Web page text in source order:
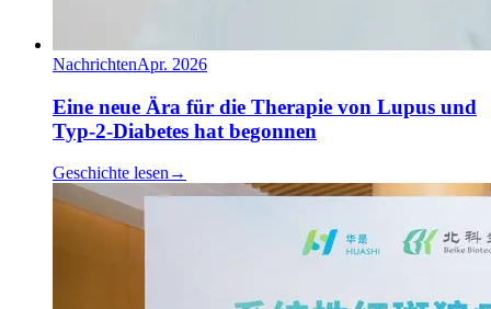
NachrichtenApr. 2026
Eine neue Ära für die Therapie von Lupus und
Typ-2-Diabetes hat begonnen
Geschichte lesen →